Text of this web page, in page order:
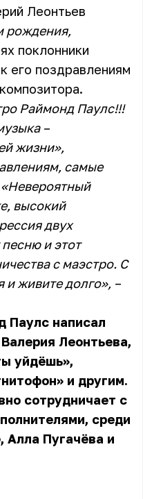
Леонтьев
рождения,
поклонники
его поздравлениям
Раймонд Паулс!!!
–
жизни»,
самые
высокий
двух
и этот
с маэстро. С
живите долго», –
Паулс написал
Леонтьева,
уйдёшь»,
и другим.
сотрудничает с
среди
Алла Пугачёва и